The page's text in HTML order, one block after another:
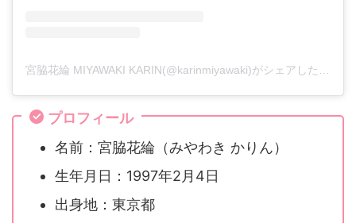
宮脇花綸 MIYAWAKI KARIN(@karinmiyawaki)がシェアした投稿
プロフィール
名前：宮脇花綸（みやわき かりん）
生年月日：1997年2月4日
出身地：東京都